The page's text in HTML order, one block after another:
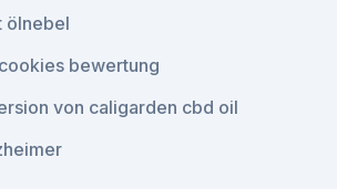
ölnebel
bewertung
von caligarden cbd oil